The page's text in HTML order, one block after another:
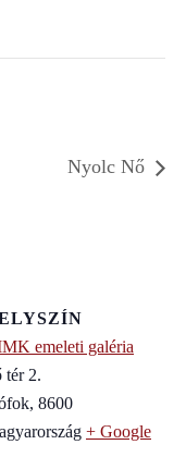
Nyolc Nő
emeleti galéria
tér 2.
, 8600
+ Google